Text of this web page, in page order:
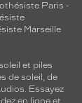
Paris -
Marseille
et piles
de soleil, de
Essayez
en ligne et